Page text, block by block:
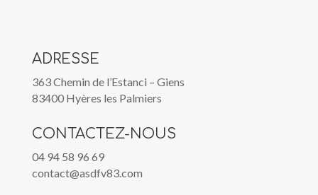
ADRESSE
363 Chemin de l’Estanci – Giens
83400 Hyères les Palmiers
CONTACTEZ-NOUS
04 94 58 96 69
contact@asdfv83.com